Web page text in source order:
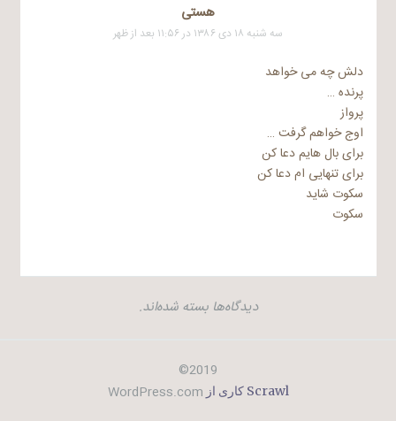
هستی
سه شنبه ۱۸ دی ۱۳۸۶ در ۱۱:۵۶ بعد از ظهر
دلش چه می خواهد
پرنده …
پرواز
اوج خواهم گرفت …
برای بال هایم دعا کن
برای تنهایی ام دعا کن
سکوت شاید
سکوت
دیدگاه‌ها بسته شده‌اند.
2019©
Scrawl کاری از WordPress.com